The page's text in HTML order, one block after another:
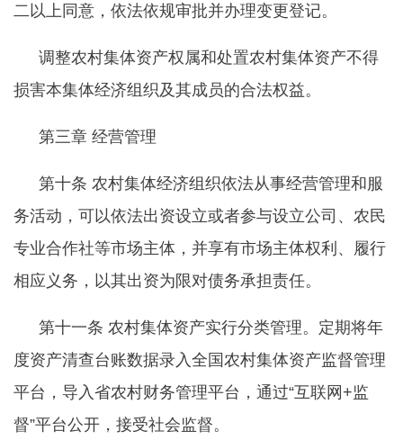
二以上同意，依法依规审批并办理变更登记。
调整农村集体资产权属和处置农村集体资产不得
损害本集体经济组织及其成员的合法权益。
第三章 经营管理
第十条 农村集体经济组织依法从事经营管理和服
务活动，可以依法出资设立或者参与设立公司、农民
专业合作社等市场主体，并享有市场主体权利、履行
相应义务，以其出资为限对债务承担责任。
第十一条 农村集体资产实行分类管理。定期将年
度资产清查台账数据录入全国农村集体资产监督管理
平台，导入省农村财务管理平台，通过“互联网+监
督”平台公开，接受社会监督。